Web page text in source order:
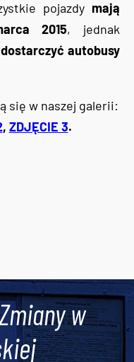
pojazdy mają
2015, jednak
autobusy
się w naszej galerii:
, ZDJĘCIE 3.
w